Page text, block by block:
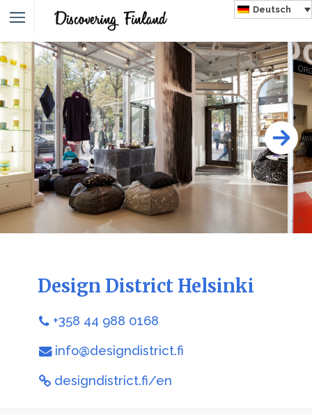
Deutsch
Design District Helsinki
+358 44 988 0168
info@designdistrict.fi
designdistrict.fi/en